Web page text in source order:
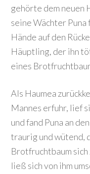
gehörte dem neuen
seine Wächter
Hände auf den
Häuptling, der ihn
eines
Als Haumea
Mannes erfuhr, lief
und fand Puna an
traurig und wütend,
Brotfruchtbaum sich
ließ sich von ihm